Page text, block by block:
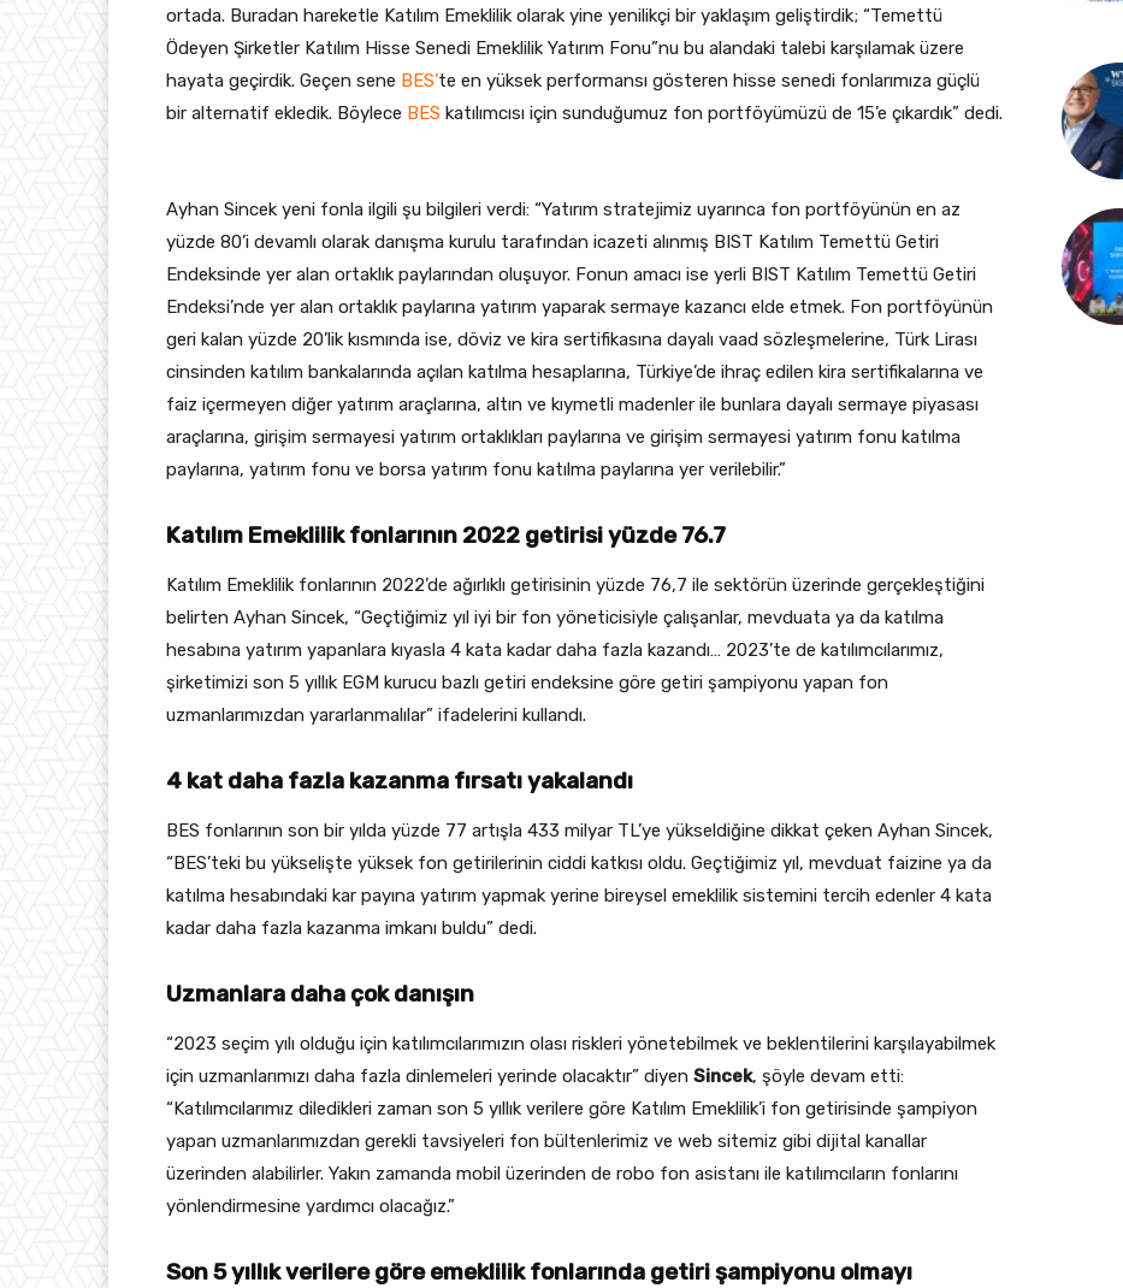
ortada. Buradan hareketle Katılım Emeklilik olarak yine yenilikçi bir yaklaşım geliştirdik; “Temettü
Ödeyen Şirketler Katılım Hisse Senedi Emeklilik Yatırım Fonu”nu bu alandaki talebi karşılamak üzere
hayata geçirdik. Geçen sene BES’te en yüksek performansı gösteren hisse senedi fonlarımıza güçlü
bir alternatif ekledik. Böylece BES katılımcısı için sunduğumuz fon portföyümüzü de 15’e çıkardık” dedi.
Ayhan Sincek yeni fonla ilgili şu bilgileri verdi: “Yatırım stratejimiz uyarınca fon portföyünün en az
yüzde 80’i devamlı olarak danışma kurulu tarafından icazeti alınmış BIST Katılım Temettü Getiri
Endeksinde yer alan ortaklık paylarından oluşuyor. Fonun amacı ise yerli BIST Katılım Temettü Getiri
Endeksi’nde yer alan ortaklık paylarına yatırım yaparak sermaye kazancı elde etmek. Fon portföyünün
geri kalan yüzde 20’lik kısmında ise, döviz ve kira sertifikasına dayalı vaad sözleşmelerine, Türk Lirası
cinsinden katılım bankalarında açılan katılma hesaplarına, Türkiye’de ihraç edilen kira sertifikalarına ve
faiz içermeyen diğer yatırım araçlarına, altın ve kıymetli madenler ile bunlara dayalı sermaye piyasası
araçlarına, girişim sermayesi yatırım ortaklıkları paylarına ve girişim sermayesi yatırım fonu katılma
paylarına, yatırım fonu ve borsa yatırım fonu katılma paylarına yer verilebilir.”
Katılım Emeklilik fonlarının 2022 getirisi yüzde 76.7
Katılım Emeklilik fonlarının 2022’de ağırlıklı getirisinin yüzde 76,7 ile sektörün üzerinde gerçekleştiğini
belirten Ayhan Sincek, “Geçtiğimiz yıl iyi bir fon yöneticisiyle çalışanlar, mevduata ya da katılma
hesabına yatırım yapanlara kıyasla 4 kata kadar daha fazla kazandı… 2023’te de katılımcılarımız,
şirketimizi son 5 yıllık EGM kurucu bazlı getiri endeksine göre getiri şampiyonu yapan fon
uzmanlarımızdan yararlanmalılar” ifadelerini kullandı.
4 kat daha fazla kazanma fırsatı yakalandı
BES fonlarının son bir yılda yüzde 77 artışla 433 milyar TL’ye yükseldiğine dikkat çeken Ayhan Sincek,
“BES’teki bu yükselişte yüksek fon getirilerinin ciddi katkısı oldu. Geçtiğimiz yıl, mevduat faizine ya da
katılma hesabındaki kar payına yatırım yapmak yerine bireysel emeklilik sistemini tercih edenler 4 kata
kadar daha fazla kazanma imkanı buldu” dedi.
Uzmanlara daha çok danışın
“2023 seçim yılı olduğu için katılımcılarımızın olası riskleri yönetebilmek ve beklentilerini karşılayabilmek
için uzmanlarımızı daha fazla dinlemeleri yerinde olacaktır” diyen Sincek, şöyle devam etti:
“Katılımcılarımız diledikleri zaman son 5 yıllık verilere göre Katılım Emeklilik’i fon getirisinde şampiyon
yapan uzmanlarımızdan gerekli tavsiyeleri fon bültenlerimiz ve web sitemiz gibi dijital kanallar
üzerinden alabilirler. Yakın zamanda mobil üzerinden de robo fon asistanı ile katılımcıların fonlarını
yönlendirmesine yardımcı olacağız.”
Son 5 yıllık verilere göre emeklilik fonlarında getiri şampiyonu olmayı